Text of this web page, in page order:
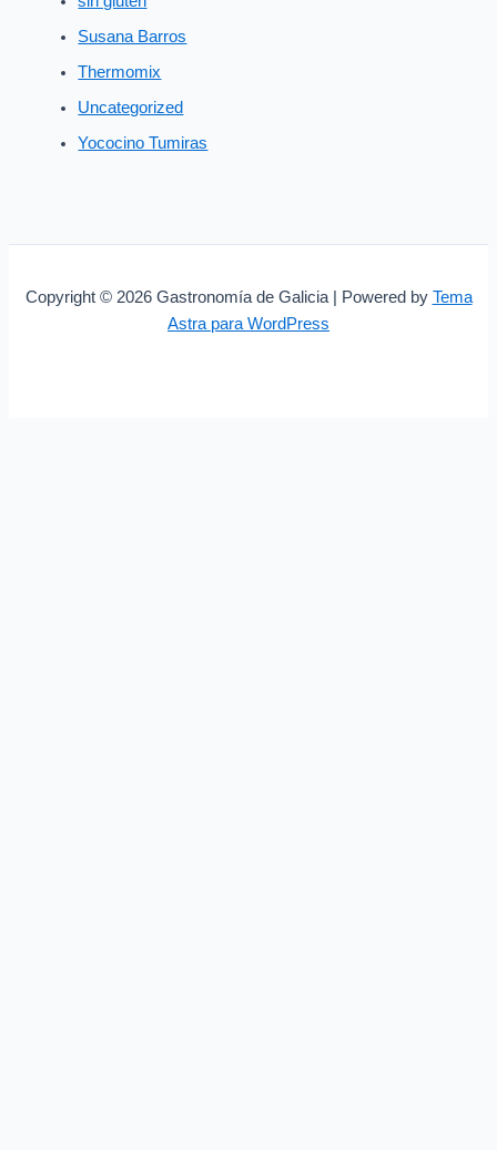
Susana Barros
Thermomix
Uncategorized
Yococino Tumiras
Copyright © 2026 Gastronomía de Galicia | Powered by Tema
Astra para WordPress